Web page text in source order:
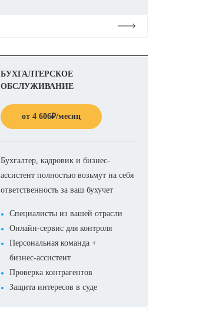
БУХГАЛТЕРСКОЕ
ОБСЛУЖИВАНИЕ
от 4 606₽/месяц
Бухгалтер, кадровик и бизнес-
ассистент полностью возьмут на себя
ответственность за ваш бухучет
Специалисты из вашей отрасли
Онлайн-сервис для контроля
Персональная команда +
бизнес-ассистент
Проверка контрагентов
Защита интересов в суде